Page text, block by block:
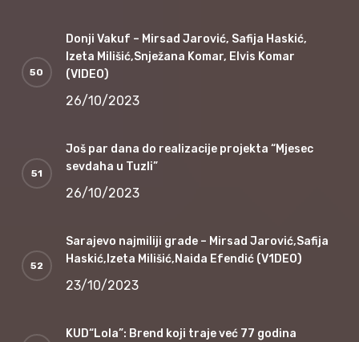
Donji Vakuf – Mirsad Jarović, Safija Haskić,
Izeta Milišić,Snježana Komar, Elvis Komar
(VIDEO)
26/10/2023
Još par dana do realizacije projekta “Mjesec
sevdaha u Tuzli”
26/10/2023
Sarajevo najmiliji grade – Mirsad Jarović,Safija
Haskić,Izeta Milišić,Naida Efendić (V1DEO)
23/10/2023
KUD“Lola”: Brend koji traje već 77 godina